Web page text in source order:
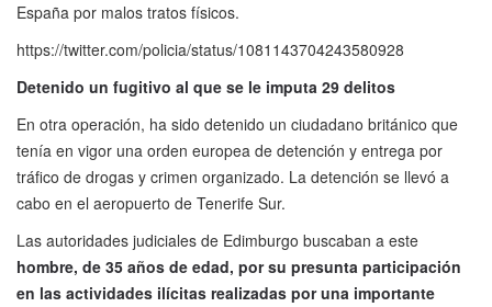
España por malos tratos físicos.
https://twitter.com/policia/status/1081143704243580928
Detenido un fugitivo al que se le imputa 29 delitos
En otra operación, ha sido detenido un ciudadano británico que
tenía en vigor una orden europea de detención y entrega por
tráfico de drogas y crimen organizado. La detención se llevó a
cabo en el aeropuerto de Tenerife Sur.
Las autoridades judiciales de Edimburgo buscaban a este
hombre, de 35 años de edad, por su presunta participación
en las actividades ilícitas realizadas por una importante